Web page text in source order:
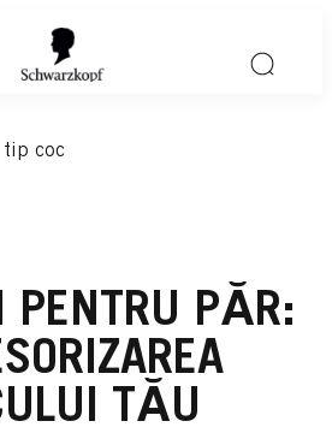
tip coc
PENTRU PĂR:
TĂU